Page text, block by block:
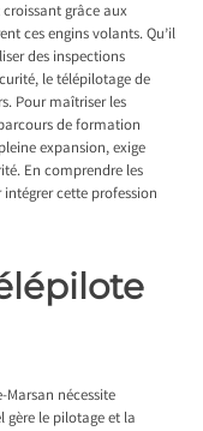
grâce aux
ces engins volants. Qu’il
des inspections
le télépilotage de
Pour maîtriser les
de formation
expansion, exige
En comprendre les
cette profession
Marsan nécessite
gère le pilotage et la